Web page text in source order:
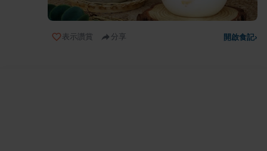
表示讚賞 分享 開啟食記›